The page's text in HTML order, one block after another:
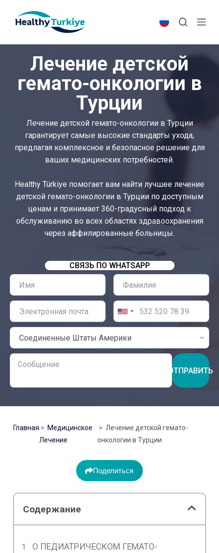
p
Лечение детской
гемато-онкологии в
Турции
Лечение детской гемато-онкологии в Турции
гарантирует самые высокие стандарты ухода,
предлагая комплексное и безопасное решение для
ваших медицинских потребностей.
Healthy Türkiye помогает вам найти лучшее лечение
детской гемато-онкологии в Турции по доступным
ценам и принимает 360-градусный подход к
обслуживанию во всех областях здравоохранения
через аффилированные больницы.
СВЯЗЬ ПО WHATSAPP
ОТПРАВИТЬ
Главная
Медицинское
Лечение
Лечение детской гемато-
онкологии в Турции
Поделиться
Содержание
О ПЕДИАТРИЧЕСКОМ ГЕМАТО-